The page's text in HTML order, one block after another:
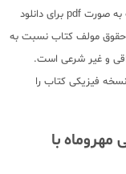
رایگان ملاحظه نمایید. بدیهی است تمام صفحات کتاب به صورت pdf برای دانلود
حقوق مولف کتاب نسبت به
و غیر شرعی است.
فیزیکی کتاب را
با